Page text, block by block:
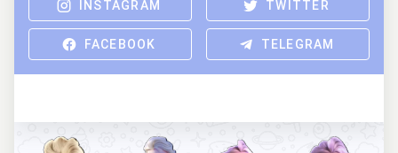
INSTAGRAM TWITTER
FACEBOOK TELEGRAM